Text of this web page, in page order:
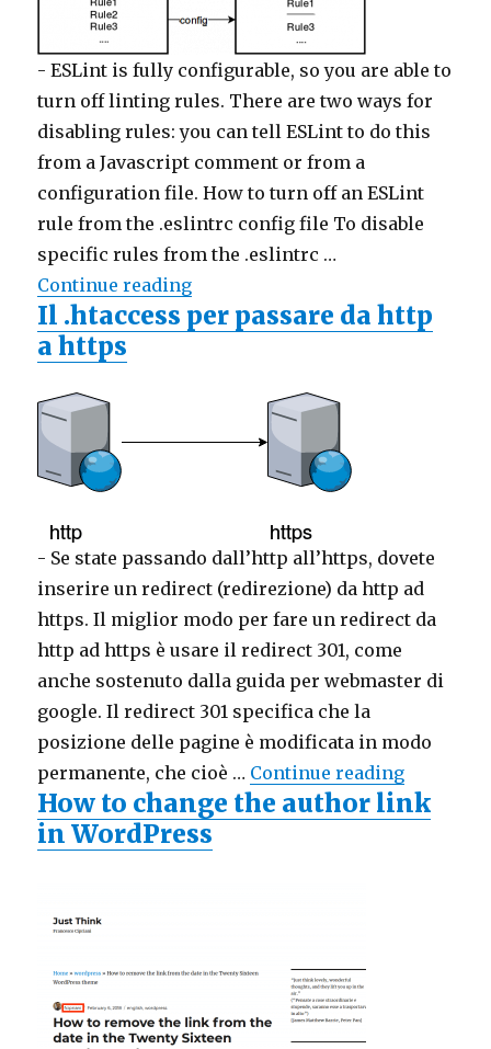
- ESLint is fully configurable, so you are able to
turn off linting rules. There are two ways for
disabling rules: you can tell ESLint to do this
from a Javascript comment or from a
configuration file. How to turn off an ESLint
rule from the .eslintrc config file To disable
specific rules from the .eslintrc …
Continue reading
Il .htaccess per passare da http
a https
- Se state passando dall’http all’https, dovete
inserire un redirect (redirezione) da http ad
https. Il miglior modo per fare un redirect da
http ad https è usare il redirect 301, come
anche sostenuto dalla guida per webmaster di
google. Il redirect 301 specifica che la
posizione delle pagine è modificata in modo
permanente, che cioè … Continue reading
How to change the author link
in WordPress